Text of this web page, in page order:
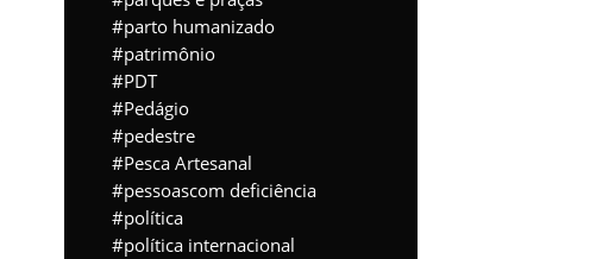
parto humanizado
patrimônio
PDT
Pedágio
pedestre
Pesca Artesanal
pessoascom deficiência
política
política internacional